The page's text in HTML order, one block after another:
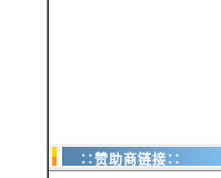
∷赞助商链接∷